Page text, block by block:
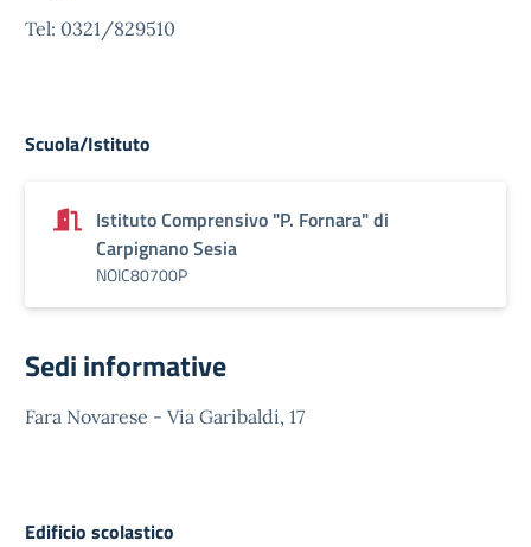
Tel: 0321/829510
Scuola/Istituto
Istituto Comprensivo "P. Fornara" di
Carpignano Sesia
NOIC80700P
Sedi informative
Fara Novarese - Via Garibaldi, 17
Edificio scolastico